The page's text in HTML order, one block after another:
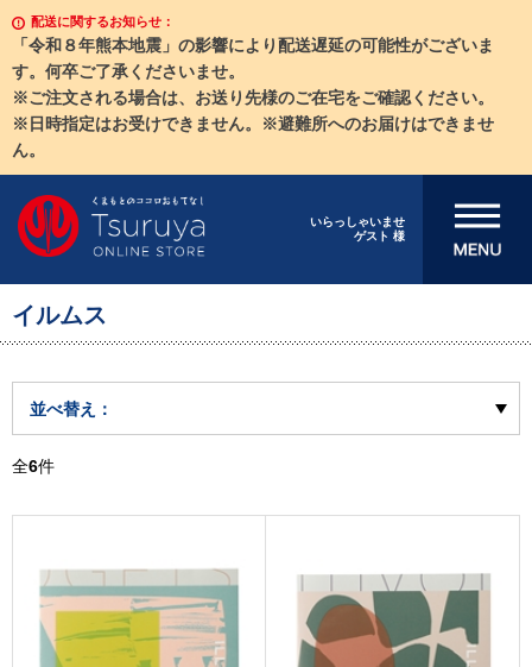
配送に関するお知らせ：
「令和８年熊本地震」の影響により配送遅延の可能性がございま
す。何卒ご了承くださいませ。
※ご注文される場合は、お送り先様のご在宅をご確認ください。
※日時指定はお受けできません。※避難所へのお届けはできませ
ん。
いらっしゃいませ
ゲスト 様
メニューを開
イルムス
並べ替え：
全6件